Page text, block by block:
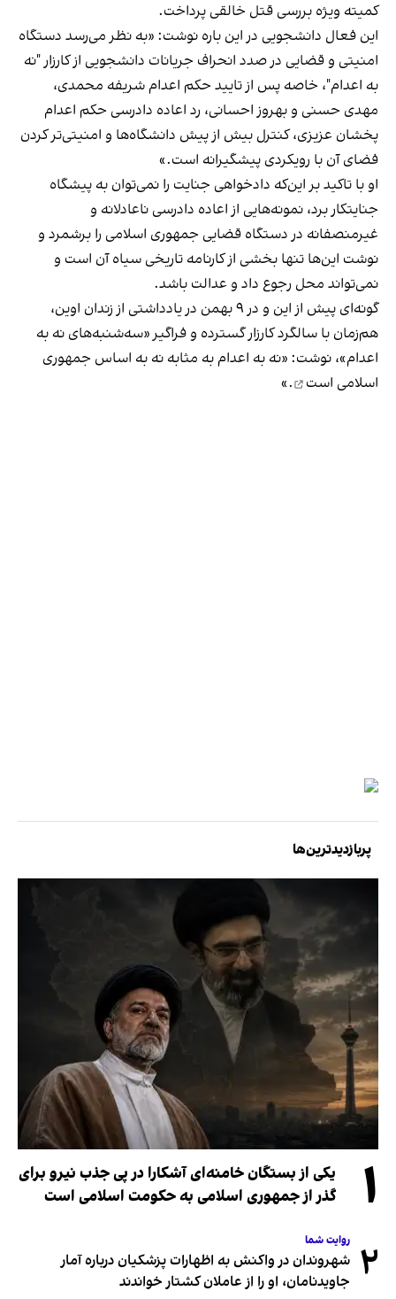
کمیته ویژه بررسی قتل خالقی پرداخت.
این فعال دانشجویی در این باره نوشت: «به نظر می‌رسد دستگاه
امنیتی و قضایی در صدد انحراف جریانات دانشجویی از کارزار "نه
به اعدام"، خاصه پس از تایید حکم اعدام شریفه محمدی،
مهدی حسنی و بهروز احسانی، رد اعاده دادرسی حکم اعدام
پخشان عزیزی، کنترل بیش از پیش دانشگاه‌ها و امنیتی‌تر کردن
فضای آن با رویکردی پیشگیرانه است.»
او با تاکید بر این‌که دادخواهی جنایت را نمی‌توان به پیشگاه
جنایتکار برد، نمونه‌هایی از اعاده دادرسی ناعادلانه و
غیرمنصفانه در دستگاه قضایی جمهوری اسلامی را برشمرد و
نوشت این‌ها تنها بخشی از کارنامه تاریخی سیاه آن است و
نمی‌تواند محل رجوع داد و عدالت باشد.
گونه‌ای پیش از این و در ۹ بهمن در یادداشتی از زندان اوین،
هم‌زمان با سالگرد کارزار گسترده و فراگیر «سه‌شنبه‌های نه به
اعدام»، نوشت: «نه به اعدام به مثابه نه به اساس جمهوری
اسلامی است
.»
پربازدیدترین‌ها
۱
یکی از بستگان خامنه‌ای آشکارا در پی جذب نیرو برای
گذر از جمهوری اسلامی به حکومت اسلامی است
۲ روایت شما
شهروندان در واکنش به اظهارات پزشکیان درباره آمار
جاویدنامان، او را از عاملان کشتار خواندند